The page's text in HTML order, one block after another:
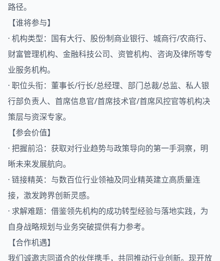
路径。
【谁将参与】
· 机构类型：国有大行、股份制商业银行、城商行/农商行、
财富管理机构、金融科技公司、资管机构、咨询及律所等专
业服务机构。
· 职位头衔：董事长/行长/总经理、部门总裁/总监、私人银
行部负责人、首席信息官/首席技术官/首席风控官等机构决
策层与资深专家。
【参会价值】
· 把握前沿：获取对行业趋势与政策导向的第一手洞察，明
晰未来发展航向。
· 链接精英：与数百位行业领袖及同业精英建立高质量连
接，激发跨界创新灵感。
· 求解难题：借鉴领先机构的成功转型经验与落地实践，为
自身战略规划与业务突破提供有力参考。
【合作机遇】
我们诚邀志同道合的伙伴携手，共同推动行业创新。现开放